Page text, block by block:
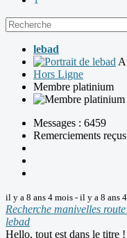
lebad
Hors Ligne
Membre platinium
Messages : 6459
Remerciements
il y a 8 ans 4 mois - il y a 8 ans
Recherche manivelles
lebad
Hello, tout est dans le titre !